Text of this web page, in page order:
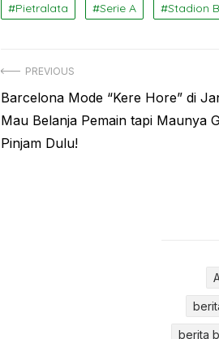
Pietralata
Serie A Stadion
Navigasi
pos
PREVIOUS
Previous
post:
Barcelona Mode “Kere Hore” di
Mau Belanja Pemain tapi Maunya
Pinjam Dulu!
berita